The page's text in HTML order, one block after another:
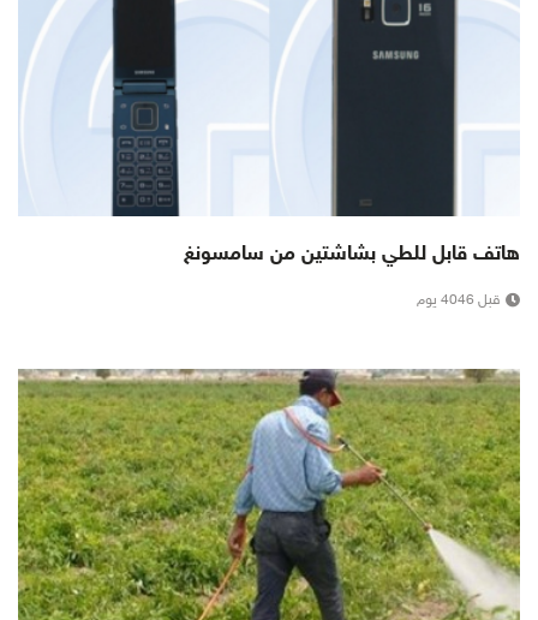
هاتف قابل للطي بشاشتين من سامسونغ
قبل 4046 يوم